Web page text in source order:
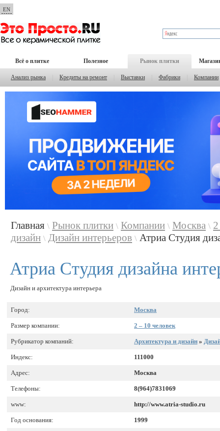
EN
Всё о плитке Полезное Рынок плитки
Анализ рынка Кредиты на ремонт Выставки Фабрики Компании
Главная \ Рынок плитки \ Компании \ Москва \
дизайн \ Дизайн интерьеров \ Атриа Студия
Атриа Студия дизайна
Дизайн и архитектура интерьера
Город: Москва
Размер компании: 2 – 10 человек
Рубрикатор компаний: Архитектура и дизайн »
Индекс: 111000
Адрес: Москва
Телефоны: 8(964)7831069
www: http://www.atria-studio.ru
Год основания: 1999